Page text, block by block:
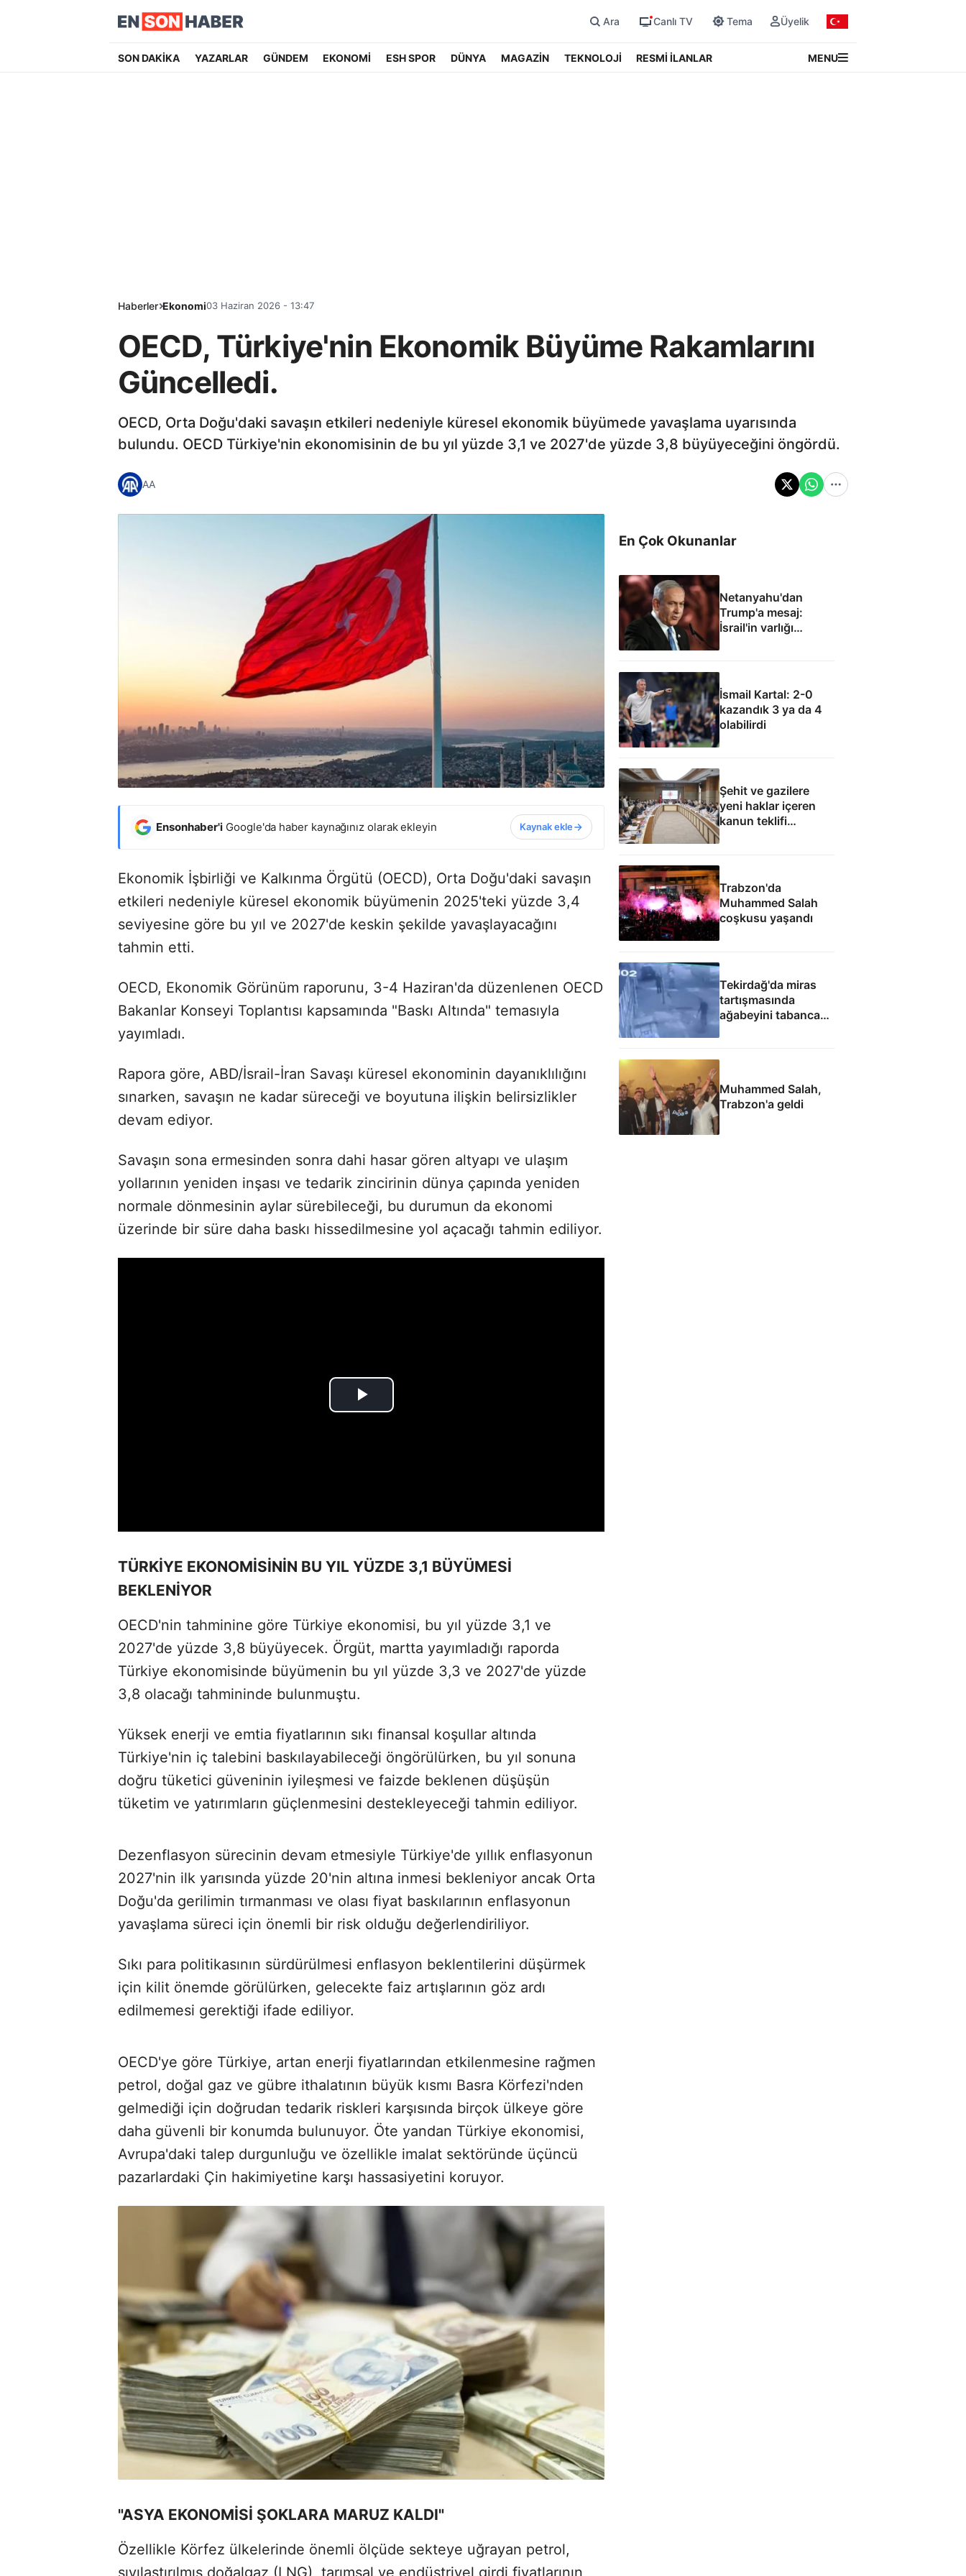
Ara Canlı TV Tema Üyelik
SON DAKİKA YAZARLAR GÜNDEM EKONOMİ ESH SPOR DÜNYA MAGAZİN TEKNOLOJİ RESMİ İLANLAR MENU
Haberler Ekonomi03 Haziran 2026 - 13:47
OECD, Türkiye'nin Ekonomik Büyüme Rakamlarını
Güncelledi.
OECD, Orta Doğu'daki savaşın etkileri nedeniyle küresel ekonomik büyümede yavaşlama uyarısında
bulundu. OECD Türkiye'nin ekonomisinin de bu yıl yüzde 3,1 ve 2027'de yüzde 3,8 büyüyeceğini öngördü.
AA
Ensonhaber'i Google'da haber kaynağınız olarak ekleyin Kaynak ekle
Ekonomik İşbirliği ve Kalkınma Örgütü (OECD), Orta Doğu'daki savaşın
etkileri nedeniyle küresel ekonomik büyümenin 2025'teki yüzde 3,4
seviyesine göre bu yıl ve 2027'de keskin şekilde yavaşlayacağını
tahmin etti.
OECD, Ekonomik Görünüm raporunu, 3-4 Haziran'da düzenlenen OECD
Bakanlar Konseyi Toplantısı kapsamında "Baskı Altında" temasıyla
yayımladı.
Rapora göre, ABD/İsrail-İran Savaşı küresel ekonominin dayanıklılığını
sınarken, savaşın ne kadar süreceği ve boyutuna ilişkin belirsizlikler
devam ediyor.
Savaşın sona ermesinden sonra dahi hasar gören altyapı ve ulaşım
yollarının yeniden inşası ve tedarik zincirinin dünya çapında yeniden
normale dönmesinin aylar sürebileceği, bu durumun da ekonomi
üzerinde bir süre daha baskı hissedilmesine yol açacağı tahmin ediliyor.
TÜRKİYE EKONOMİSİNİN BU YIL YÜZDE 3,1 BÜYÜMESİ
BEKLENİYOR
OECD'nin tahminine göre Türkiye ekonomisi, bu yıl yüzde 3,1 ve
2027'de yüzde 3,8 büyüyecek. Örgüt, martta yayımladığı raporda
Türkiye ekonomisinde büyümenin bu yıl yüzde 3,3 ve 2027'de yüzde
3,8 olacağı tahmininde bulunmuştu.
Yüksek enerji ve emtia fiyatlarının sıkı finansal koşullar altında
Türkiye'nin iç talebini baskılayabileceği öngörülürken, bu yıl sonuna
doğru tüketici güveninin iyileşmesi ve faizde beklenen düşüşün
tüketim ve yatırımların güçlenmesini destekleyeceği tahmin ediliyor.
Dezenflasyon sürecinin devam etmesiyle Türkiye'de yıllık enflasyonun
2027'nin ilk yarısında yüzde 20'nin altına inmesi bekleniyor ancak Orta
Doğu'da gerilimin tırmanması ve olası fiyat baskılarının enflasyonun
yavaşlama süreci için önemli bir risk olduğu değerlendiriliyor.
Sıkı para politikasının sürdürülmesi enflasyon beklentilerini düşürmek
için kilit önemde görülürken, gelecekte faiz artışlarının göz ardı
edilmemesi gerektiği ifade ediliyor.
OECD'ye göre Türkiye, artan enerji fiyatlarından etkilenmesine rağmen
petrol, doğal gaz ve gübre ithalatının büyük kısmı Basra Körfezi'nden
gelmediği için doğrudan tedarik riskleri karşısında birçok ülkeye göre
daha güvenli bir konumda bulunuyor. Öte yandan Türkiye ekonomisi,
Avrupa'daki talep durgunluğu ve özellikle imalat sektöründe üçüncü
pazarlardaki Çin hakimiyetine karşı hassasiyetini koruyor.
"ASYA EKONOMİSİ ŞOKLARA MARUZ KALDI"
Özellikle Körfez ülkelerinde önemli ölçüde sekteye uğrayan petrol,
sıvılaştırılmış doğalgaz (LNG), tarımsal ve endüstriyel girdi fiyatlarının
En Çok Okunanlar
Netanyahu'dan
Trump'a mesaj:
İsrail'in varlığı
İsmail Kartal: 2-0
kazandık 3 ya da 4
olabilirdi
Şehit ve gazilere
yeni haklar içeren
kanun teklifi
komisyondan geçti
Trabzon'da
Muhammed Salah
coşkusu yaşandı
Tekirdağ'da miras
tartışmasında
ağabeyini tabanca
Muhammed Salah,
Trabzon'a geldi